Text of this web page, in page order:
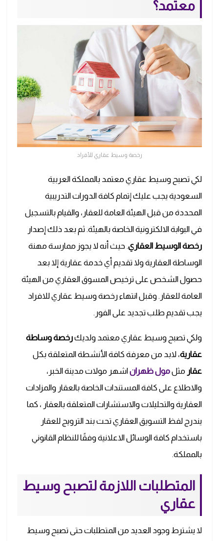
معتمد؟
رخصة وسيط عقاري للأفراد
لكي تصبح وسيط عقاري معتمد بالمملكة العربية
السعودية يجب عليك إتمام كافة الدورات التدريبية
المحددة من قبل الهيئة العامة للعقار، والقيام بالتسجيل
في البوابة الالكترونية الخاصة بالهيئة. ثم بعد ذلك إصدار
رخصة الوسيط العقاري. حيث أنه لا يجوز ممارسة مهنة
الوساطة العقارية ولا تقديم أي خدمة عقارية إلا بعد
حصول الشخص على ترخيص المسوق العقاري من الهيئة
العامة للعقار. وقبل انتهاءرخصة وسيط عقاري للافراد
يجب تقديم طلب تجديد على الفور.
ولكي تصبح وسيط عقاري معتمد ولديكرخصة وساطة
عقارية، لابد من معرفة كافة الأنشطة المتعلقة بكل
عقار مثلمول ظهران اشهر مولات مدينة الخبر،
والاطلاع على كافة المستندات الخاصة بالعقار والمزادات
العقارية والتحليلات والاستشارات المتعلقة بالعقار ، كما
يندرج لفظ التسويق العقاري تحت بند الترويج للعقار
باستخدام كافة الوسائل الاعلانية وفقًا للنظام القانوني
بالمملكة.
المتطلبات اللازمة لتصبح وسيط
عقاري
لا يشترط وجود العديد من المتطلبات حتى تصبح وسيط